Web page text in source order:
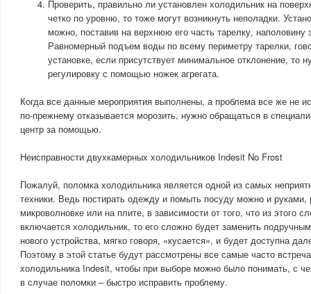
Проверить, правильно ли установлен холодильник на
четко по уровню, то тоже могут возникнуть неполадки.
можно, поставив на верхнюю его часть тарелку, наполовину
Равномерный подъем воды по всему периметру тарелки,
установке, если присутствует минимальное отклонение, то
регулировку с помощью ножек агрегата.
Когда все данные мероприятия выполнены, а проблема все же не
по-прежнему отказывается морозить, нужно обращаться в
центр за помощью.
Неисправности двухкамерных холодильников Indesit No Frost
Пожалуй, поломка холодильника является одной из самых
техники. Ведь постирать одежду и помыть посуду можно и руками,
микроволновке или на плите, в зависимости от того, что из этого
включается холодильник, то его сложно будет заменить
нового устройства, мягко говоря, «кусается», и будет доступна
Поэтому в этой статье будут рассмотрены все самые часто
холодильника Indesit, чтобы при выборе можно было понимать, с
в случае поломки – быстро исправить проблему.